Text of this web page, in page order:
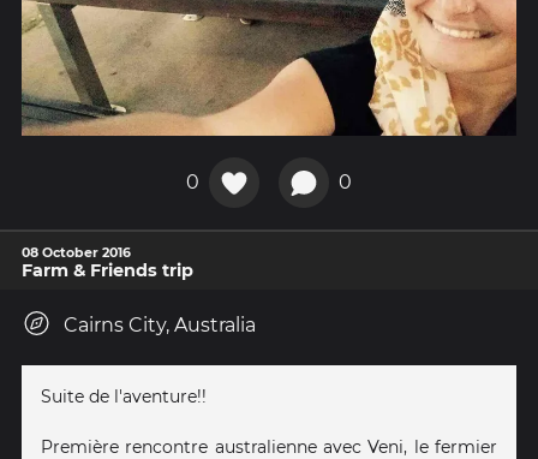
0 0
08 October 2016
Farm & Friends trip
Cairns City, Australia
Suite de l'aventure!!
Première rencontre australienne avec Veni, le fermier